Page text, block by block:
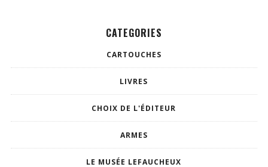
CATEGORIES
CARTOUCHES
LIVRES
CHOIX DE L'ÉDITEUR
ARMES
LE MUSÉE LEFAUCHEUX